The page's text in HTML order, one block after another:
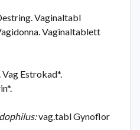
Vaginaltabl
Vaginaltablett
Estrokad*.
vag.tabl Gynoflor